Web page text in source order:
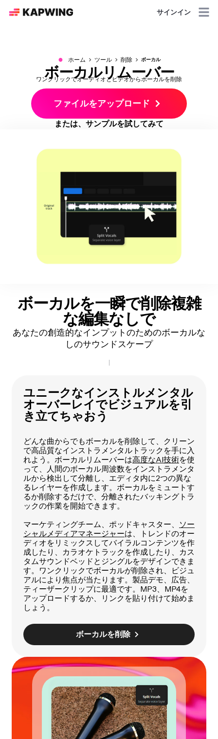
サインイン
● ホーム ツール 削除 ボーカル
ボーカルリムーバー
ワンクリックでオーディオとビデオからボーカルを削除
ファイルをアップロード
または、サンプルを試してみて
ボーカルを一瞬で削除複雑
な編集なしで
あなたの創造的なインプットのためのボーカルな
しのサウンドスケープ
ユニークなインストルメンタル
オーバーレイでビジュアルを引
き立てちゃおう
どんな曲からでもボーカルを削除して、クリーン
で高品質なインストラメンタルトラックを手に入
れよう。ボーカルリムーバーは高度なAI技術を使
って、人間のボーカル周波数をインストラメンタ
ルから検出して分離し、エディタ内に2つの異な
るレイヤーを作成します。ボーカルをミュートす
るか削除するだけで、分離されたバッキングトラ
ックの作業を開始できます。
マーケティングチーム、ポッドキャスター、 ソー
シャルメディアマネージャーは、トレンドのオー
ディオをリミックスしてバイラルコンテンツを作
成したり、カラオケトラックを作成したり、カス
タムサウンドベッドとジングルをデザインできま
す。ワンクリックでボーカルが削除され、ビジュ
アルにより焦点が当たります。製品デモ、広告、
ティーザークリップに最適です。MP3、MP4を
アップロードするか、リンクを貼り付けて始めま
しょう。
ボーカルを削除